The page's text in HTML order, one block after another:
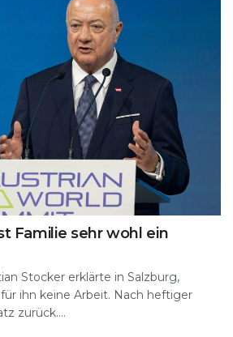
Familie sehr wohl ein
Stocker erklärte in Salzburg,
ihn keine Arbeit. Nach heftiger
zurück....